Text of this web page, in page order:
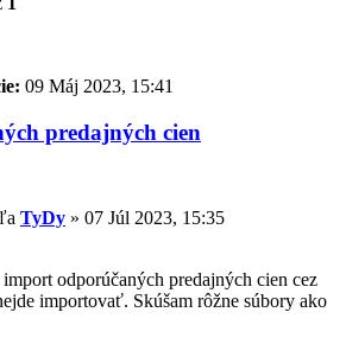
09 Máj 2023, 15:41
predajných cien
TyDy » 07 Júl 2023, 15:35
odporúčaných predajných cien cez
importovať. Skúšam rôžne súbory ako